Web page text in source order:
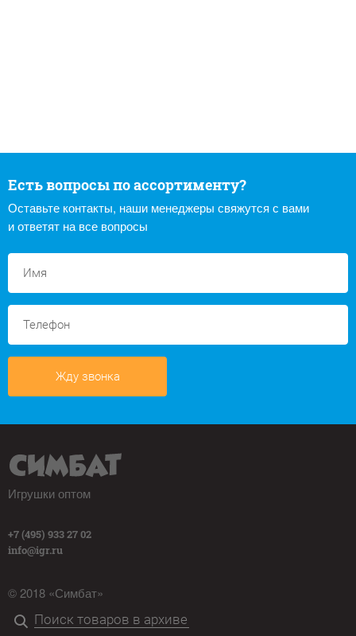
Есть вопросы по ассортименту?
Оставьте контакты, наши менеджеры свяжутся с вами
и ответят на все вопросы
Жду звонка
Игрушки оптом
+7 (495) 933 27 02
info@igr.ru
© 2018 «Симбат»